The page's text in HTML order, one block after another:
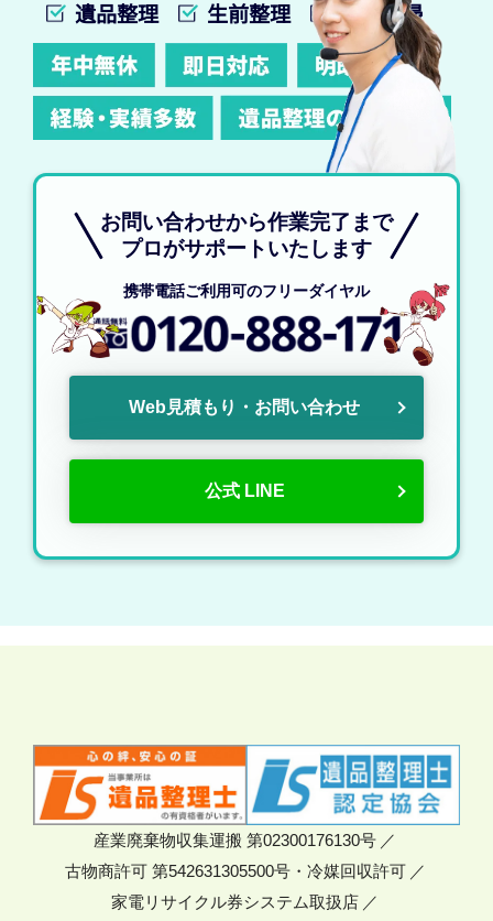
遺品整理
生前整理 特殊清掃
お問い合わせから作業完了まで
プロがサポートいたします
携帯電話ご利用可のフリーダイヤル
Web見積もり・お問い合わせ
公式 LINE
産業廃棄物収集運搬 第02300176130号
古物商許可 第542631305500号・冷媒回収許可
家電リサイクル券システム取扱店